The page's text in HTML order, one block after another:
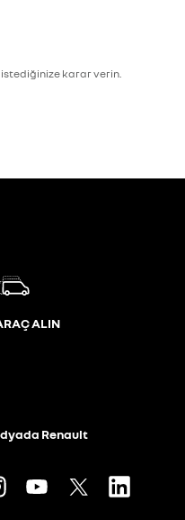
istediğinize karar verin.
ALIN
Renault